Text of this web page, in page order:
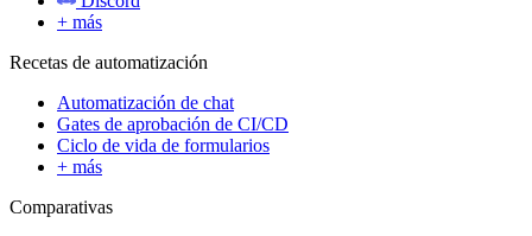
+ más
Recetas de automatización
Automatización de chat
Gates de aprobación de CI/CD
Ciclo de vida de formularios
+ más
Comparativas